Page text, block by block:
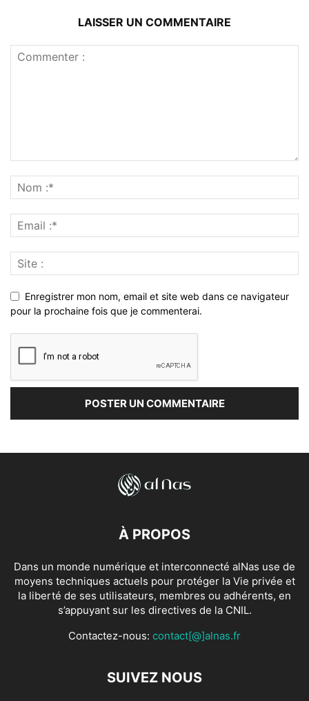
LAISSER UN COMMENTAIRE
Enregistrer mon nom, email et site web dans ce navigateur
pour la prochaine fois que je commenterai.
À PROPOS
Dans un monde numérique et interconnecté alNas use de
moyens techniques actuels pour protéger la Vie privée et
la liberté de ses utilisateurs, membres ou adhérents, en
s’appuyant sur les directives de la CNIL.
Contactez-nous: contact[@]alnas.fr
SUIVEZ NOUS